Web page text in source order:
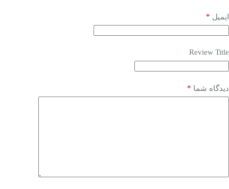
ایمیل *
Review Title
دیدگاه شما *